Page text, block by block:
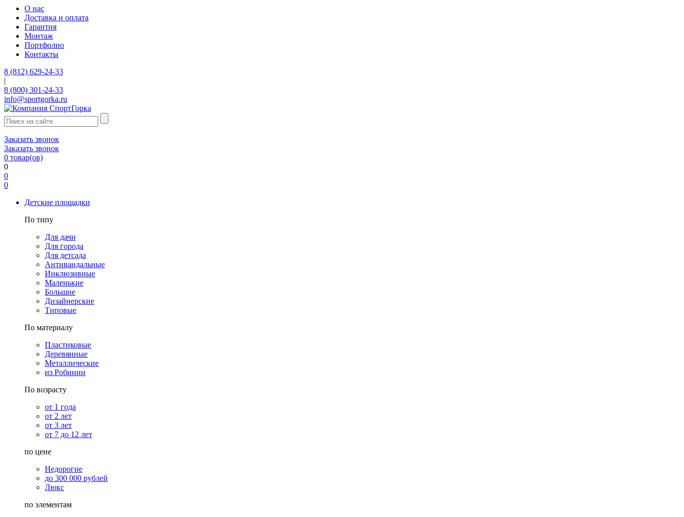
О нас
Доставка и оплата
Гарантия
Монтаж
Портфолио
Контакты
8 (812) 629-24-33
|
8 (800) 301-24-33
info@sportgorka.ru
Заказать звонок
Заказать звонок
0 товар(ов)
0
0
0
Детские площадки
По типу
Для дачи
Для города
Для детсада
Антивандальные
Инклюзивные
Маленькие
Большие
Дизайнерские
Типовые
По материалу
Пластиковые
Деревянные
Металлические
из Робинии
По возрасту
от 1 года
от 2 лет
от 3 лет
от 7 до 12 лет
по цене
Недорогие
до 300 000 рублей
Люкс
по элементам